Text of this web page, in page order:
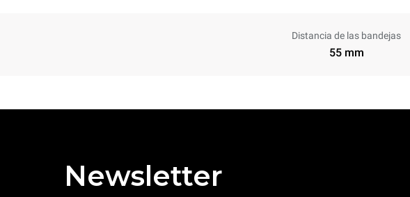
Distancia de las bandejas
55 mm
Newsletter